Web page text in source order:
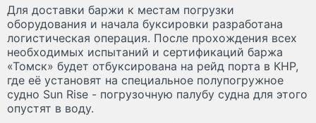
Для доставки баржи к местам погрузки
оборудования и начала буксировки разработана
логистическая операция. После прохождения всех
необходимых испытаний и сертификаций баржа
«Томск» будет отбуксирована на рейд порта в КНР,
где её установят на специальное полупогружное
судно Sun Rise - погрузочную палубу судна для этого
опустят в воду.